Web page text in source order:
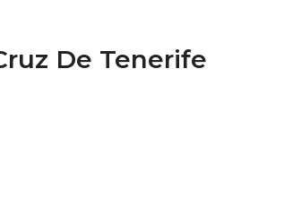
De Tenerife